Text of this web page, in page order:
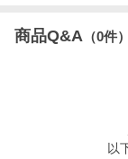
商品Q&A （0件）
以